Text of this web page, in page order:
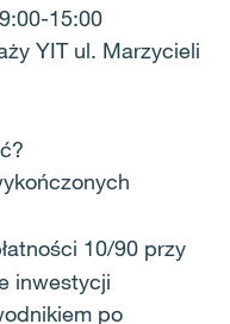
15:00
YIT ul. Marzycieli
10/90 przy
inwestycji
po